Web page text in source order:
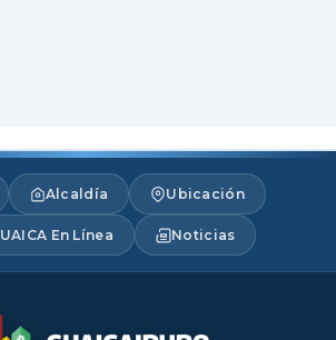
Alcaldía Ubicación
En Línea Noticias